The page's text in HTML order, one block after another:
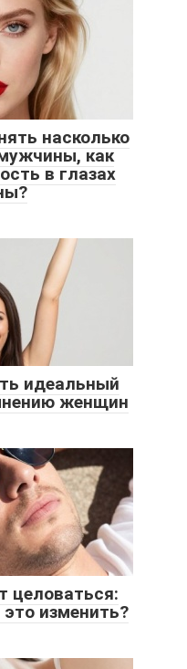
насколько
как
в глазах
идеальный
женщин
целоваться:
изменить?